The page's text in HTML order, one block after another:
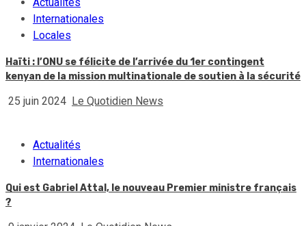
Actualités
Internationales
Locales
Haïti : l’ONU se félicite de l’arrivée du 1er contingent
kenyan de la mission multinationale de soutien à la sécurité
25 juin 2024 Le Quotidien News
Actualités
Internationales
Qui est Gabriel Attal, le nouveau Premier ministre français
?